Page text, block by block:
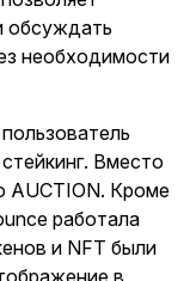
обсуждать
необходимости
Вместо
AUCTION. Кроме
работала
и NFT были
в